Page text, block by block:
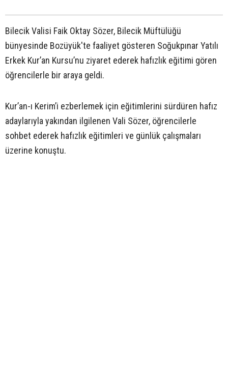
Bilecik Valisi Faik Oktay Sözer, Bilecik Müftülüğü
bünyesinde Bozüyük'te faaliyet gösteren Soğukpınar Yatılı
Erkek Kur’an Kursu’nu ziyaret ederek hafızlık eğitimi gören
öğrencilerle bir araya geldi.
Kur’an-ı Kerim’i ezberlemek için eğitimlerini sürdüren hafız
adaylarıyla yakından ilgilenen Vali Sözer, öğrencilerle
sohbet ederek hafızlık eğitimleri ve günlük çalışmaları
üzerine konuştu.